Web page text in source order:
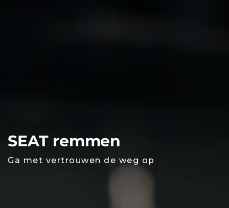
SEAT remmen
Ga met vertrouwen de weg op